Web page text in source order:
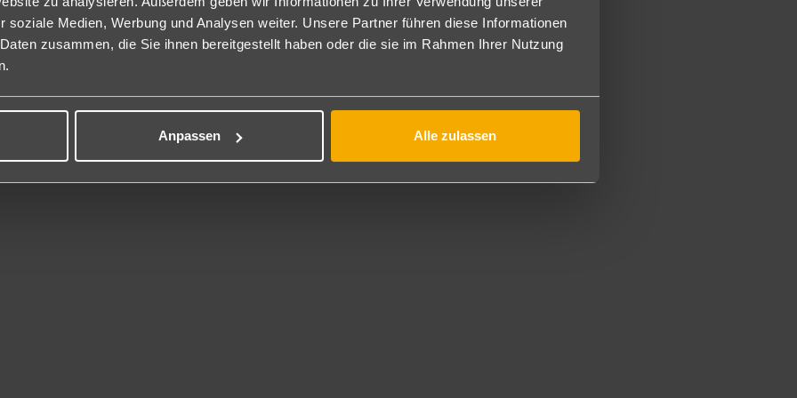
soziale Medien, Werbung und Analysen weiter. Unsere Partner führen diese Informationen
zusammen, die Sie ihnen bereitgestellt haben oder die sie im Rahmen Ihrer Nutzung
Anpassen Alle zulassen
zur Alleinbenutzung buchbar (T1D).
Doppelzimmer Deluxe: Ausgestattet wie die Doppelzimmer Deluxe, jedoch inklusive UNIQUE Service (DDB).
zur Alleinbenutzung (EDB) buchbar.
zur Alleinbenutzung (G1Y) buchbar.
als Typ I (IDG) bei gleicher Ausstattung, als begrenztes Kontingent und zum speziellen Preis buchbar.
zur Alleinbenutzung (IDE) buchbar.
im Sommer auch als Typ X (XG2) oder zur Alleinbenutzung (XG1) bei gleicher Ausstattung, als begrenztes Kontingent und
speziellen Preis buchbar.